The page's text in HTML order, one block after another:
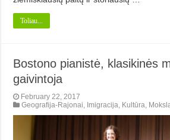
Toliau...
Bostono pianistė, klasikinės
gaivintoja
February 22, 2017
Geografija-Rajonai, Imigracija, Kultūra,